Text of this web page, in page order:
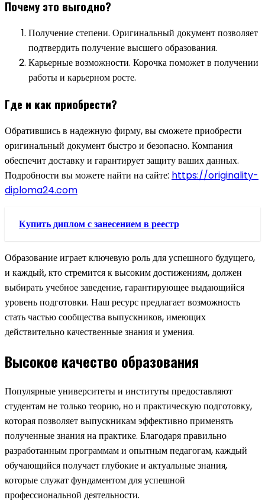
Почему это выгодно?
Получение степени. Оригинальный документ позволяет
подтвердить получение высшего образования.
Карьерные возможности. Корочка поможет в получении
работы и карьерном росте.
Где и как приобрести?
Обратившись в надежную фирму, вы сможете приобрести
оригинальный документ быстро и безопасно. Компания
обеспечит доставку и гарантирует защиту ваших данных.
Подробности вы можете найти на сайте: https://originality-
diploma24.com
Купить диплом с занесением в реестр
Образование играет ключевую роль для успешного будущего,
и каждый, кто стремится к высоким достижениям, должен
выбирать учебное заведение, гарантирующее выдающийся
уровень подготовки. Наш ресурс предлагает возможность
стать частью сообщества выпускников, имеющих
действительно качественные знания и умения.
Высокое качество образования
Популярные университеты и институты предоставляют
студентам не только теорию, но и практическую подготовку,
которая позволяет выпускникам эффективно применять
полученные знания на практике. Благодаря правильно
разработанным программам и опытным педагогам, каждый
обучающийся получает глубокие и актуальные знания,
которые служат фундаментом для успешной
профессиональной деятельности.